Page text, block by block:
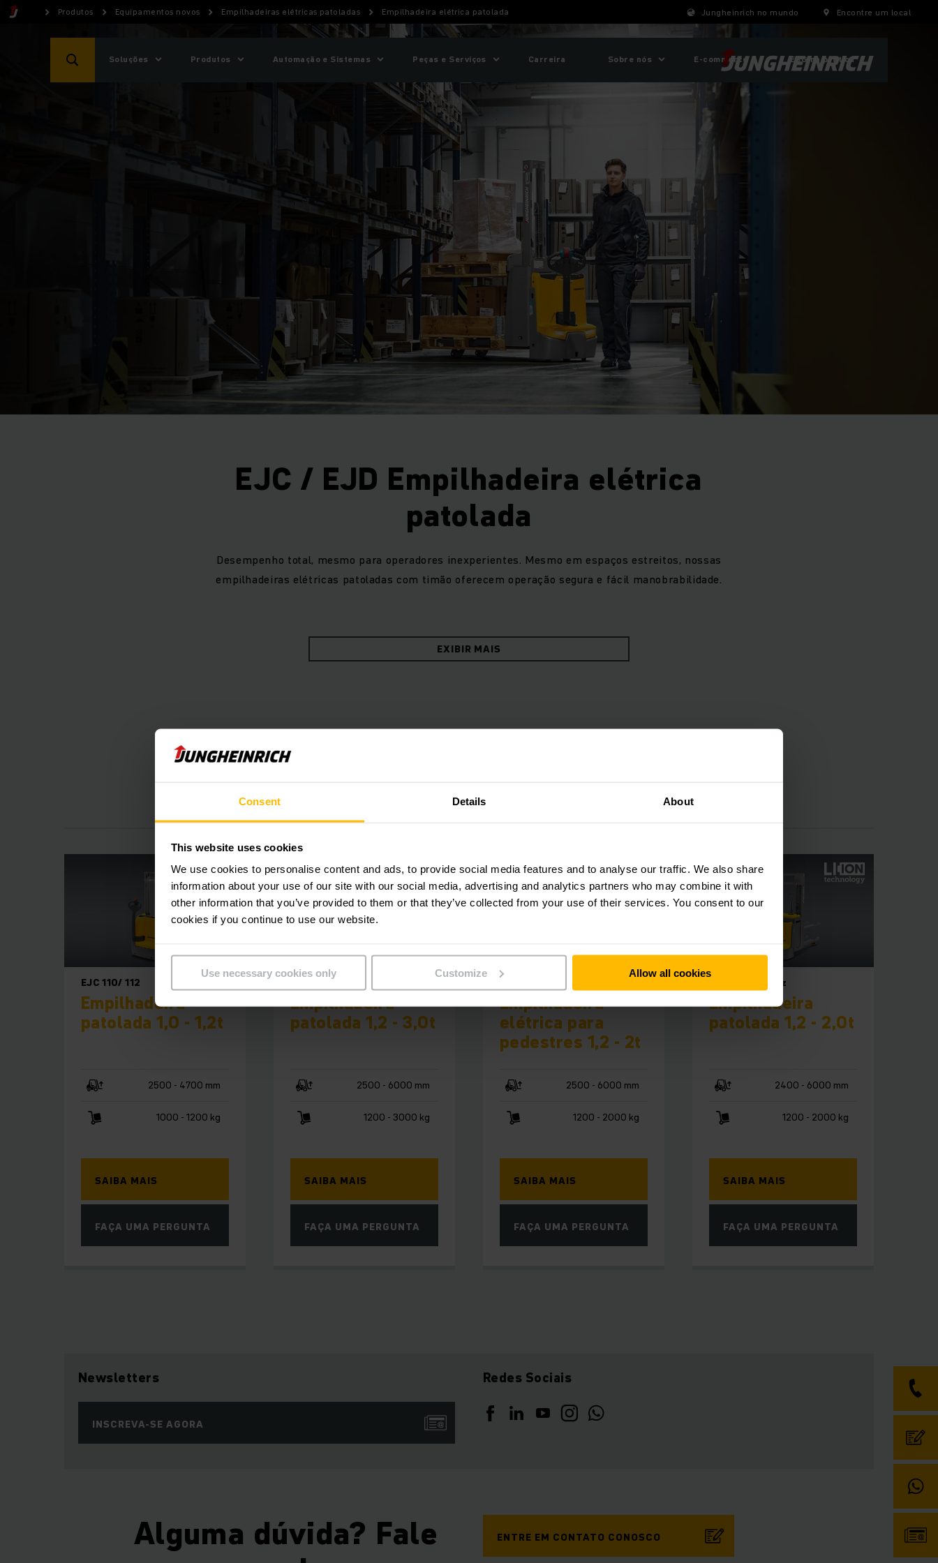
Consent Details About
This website uses cookies
We use cookies to personalise content and ads, to provide social media features and to analyse our traffic. We also share
information about your use of our site with our social media, advertising and analytics partners who may combine it with
other information that you’ve provided to them or that they’ve collected from your use of their services. You consent to our
cookies if you continue to use our website.
Use necessary cookies only Customize Allow all cookies
Produtos Equipamentos novos Empilhadeiras elétricas patoladas Empilhadeira elétrica patolada Jungheinrich no mundo Encontre um local
Soluções Produtos Automação e Sistemas Peças e Serviços Carreira Sobre nós E-commerce ESG na prática
EJC / EJD Empilhadeira elétrica
patolada
Desempenho total, mesmo para operadores inexperientes. Mesmo em espaços estreitos, nossas
empilhadeiras elétricas patoladas com timão oferecem operação segura e fácil manobrabilidade.
enquanto as diversas opções de configuração permitem adaptar o equipamento a diferentes
aplicações e ambientes de armazenagem.
EJC e EJD — nossos novos destaques para operações de curta
patoladas EJC e EJD da Jungheinrich. Projetadas para alto desempenho em curtas distâncias, elas
oferecem a maior variação de altura de elevação do mercado. Superiores em altura, experientes no
transporte em dupla carga (double-deck) e com operação segura e intuitiva. Quantos benefícios são
EXIBIR MAIS
EJC 110/ 112
Empilhadeira
patolada 1,0 - 1,2t
2500 - 4700 mm
1000 - 1200 kg
SAIBA MAIS
FAÇA UMA PERGUNTA
EJC 212–230
Empilhadeira
patolada 1,2 - 3,0t
2500 - 6000 mm
1200 - 3000 kg
SAIBA MAIS
FAÇA UMA PERGUNTA
Empilhadeira
elétrica para
pedestres 1,2 - 2t
2500 - 6000 mm
1200 - 2000 kg
SAIBA MAIS
FAÇA UMA PERGUNTA
EJC 212z–220z
Empilhadeira
patolada 1,2 - 2,0t
2400 - 6000 mm
1200 - 2000 kg
SAIBA MAIS
FAÇA UMA PERGUNTA
Newsletters
INSCREVA-SE AGORA
Redes Sociais
Alguma dúvida? Fale
ENTRE EM CONTATO CONOSCO